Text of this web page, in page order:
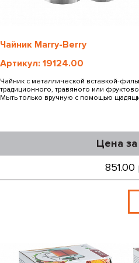
Чайник Marry-Berry
Артикул: 19124.00
Чайник с металлической вставкой-
традиционного, травяного или
Мыть только вручную с помощью
Цена за
851.00